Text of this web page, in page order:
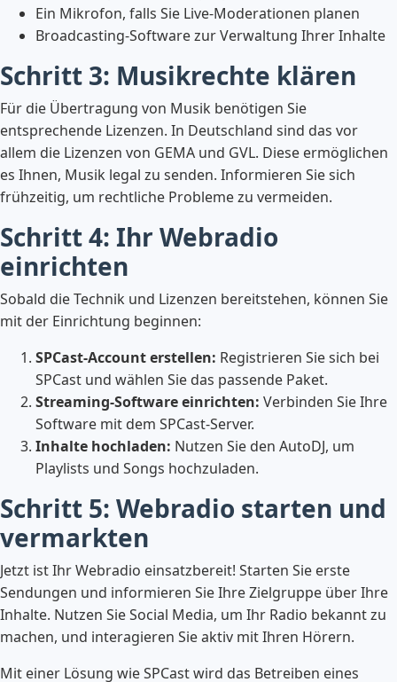
Ein Mikrofon, falls Sie Live-Moderationen planen
Broadcasting-Software zur Verwaltung Ihrer Inhalte
Schritt 3: Musikrechte klären
Für die Übertragung von Musik benötigen Sie
entsprechende Lizenzen. In Deutschland sind das vor
allem die Lizenzen von GEMA und GVL. Diese ermöglichen
es Ihnen, Musik legal zu senden. Informieren Sie sich
frühzeitig, um rechtliche Probleme zu vermeiden.
Schritt 4: Ihr Webradio
einrichten
Sobald die Technik und Lizenzen bereitstehen, können Sie
mit der Einrichtung beginnen:
SPCast-Account erstellen: Registrieren Sie sich bei
SPCast und wählen Sie das passende Paket.
Streaming-Software einrichten: Verbinden Sie Ihre
Software mit dem SPCast-Server.
Inhalte hochladen: Nutzen Sie den AutoDJ, um
Playlists und Songs hochzuladen.
Schritt 5: Webradio starten und
vermarkten
Jetzt ist Ihr Webradio einsatzbereit! Starten Sie erste
Sendungen und informieren Sie Ihre Zielgruppe über Ihre
Inhalte. Nutzen Sie Social Media, um Ihr Radio bekannt zu
machen, und interagieren Sie aktiv mit Ihren Hörern.
Mit einer Lösung wie SPCast wird das Betreiben eines